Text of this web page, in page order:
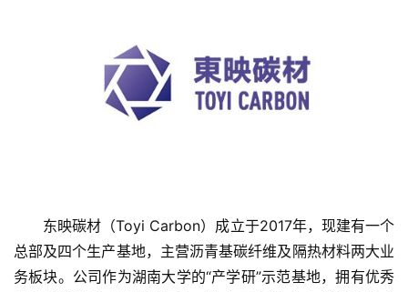
页
东映碳材（Toyi Carbon）成立于2017年，现建有一个
总部及四个生产基地，主营沥青基碳纤维及隔热材料两大业
务板块。公司作为湖南大学的“产学研”示范基地，拥有优秀